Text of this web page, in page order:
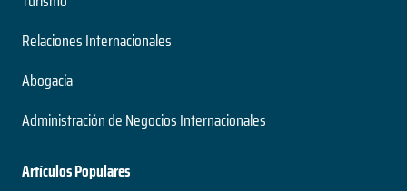
Relaciones Internacionales
Abogacía
Administración de Negocios Internacionales
Artículos Populares